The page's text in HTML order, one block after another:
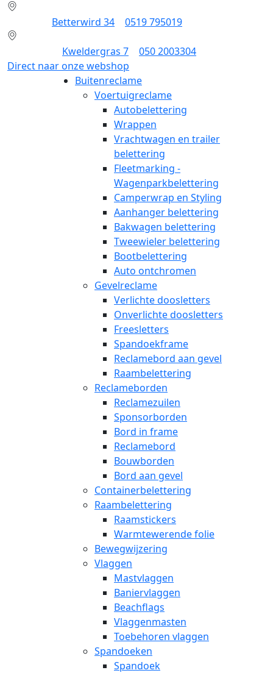
Betterwird 34 0519 795019
Kweldergras 7
050 2003304
Direct naar onze webshop
Buitenreclame
Voertuigreclame
Autobelettering
Wrappen
Vrachtwagen en trailer
belettering
Fleetmarking -
Wagenparkbelettering
Camperwrap en Styling
Aanhanger belettering
Bakwagen belettering
Tweewieler belettering
Bootbelettering
Auto ontchromen
Gevelreclame
Verlichte doosletters
Onverlichte doosletters
Freesletters
Spandoekframe
Reclamebord aan gevel
Raambelettering
Reclameborden
Reclamezuilen
Sponsorborden
Bord in frame
Reclamebord
Bouwborden
Bord aan gevel
Containerbelettering
Raambelettering
Raamstickers
Warmtewerende folie
Bewegwijzering
Vlaggen
Mastvlaggen
Baniervlaggen
Beachflags
Vlaggenmasten
Toebehoren vlaggen
Spandoeken
Spandoek